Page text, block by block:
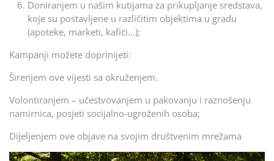
Doniranjem u našim kutijama za prikupljanje sredstava,
koje su postavljene u različitim objektima u gradu
(apoteke, marketi, kafići…);
Kampanji možete doprinijeti:
Širenjem ove vijesti sa okruženjem.
Volontiranjem – učestvovanjem u pakovanju i raznošenju
namirnica, posjeti socijalno-ugroženih osoba;
Dijeljenjem ove objave na svojim društvenim mrežama